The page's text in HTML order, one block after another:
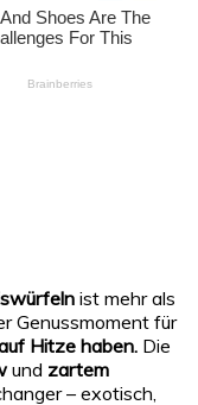
ist mehr als
Genussmoment für
Hitze haben. Die
und zartem
– exotisch,